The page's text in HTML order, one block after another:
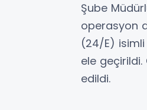
Şube
operasyon
(24/E)
ele geçirildi.
edildi.